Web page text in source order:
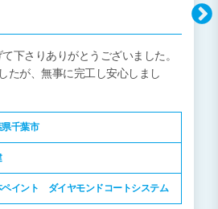
下さりありがとうございました。
たが、無事に完工し安心しまし
千葉市
ペイント ダイヤモンドコートシステム